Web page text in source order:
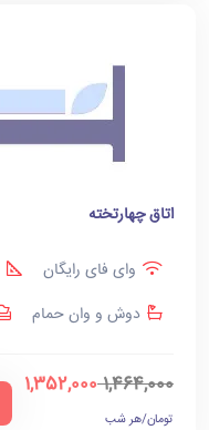
اتاق چهارتخته
وای فای رایگان
دوش و وان حمام
1,464,000
1,352,000
تومان/هر شب